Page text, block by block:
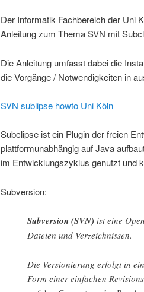
Der Informatik Fachbereich der Uni
Anleitung zum Thema SVN mit
Die Anleitung umfasst dabei die
die Vorgänge / Notwendigkeiten in
SVN sublipse howto Uni Köln
Subclipse ist ein Plugin der freien
plattformunabhängig auf Java
im Entwicklungszyklus genutzt und
Subversion:
Subversion (SVN) ist eine
Dateien und Verzeichnissen.
Die Versionierung erfolgt in
Form einer einfachen